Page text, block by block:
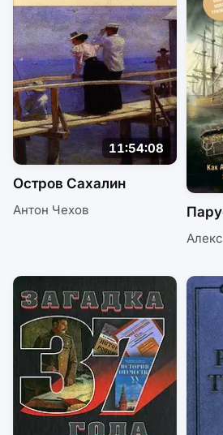
11:54:08
Остров Сахалин
Антон Чехов